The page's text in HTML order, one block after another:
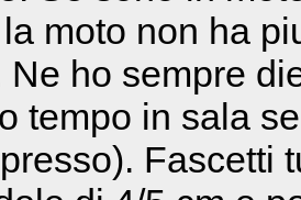
moto non ha
Ne ho sempre
tempo in sala
Fascetti